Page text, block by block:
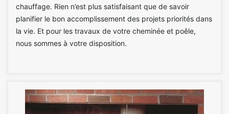
chauffage. Rien n’est plus satisfaisant que de savoir
planifier le bon accomplissement des projets priorités dans
la vie. Et pour les travaux de votre cheminée et poêle,
nous sommes à votre disposition.